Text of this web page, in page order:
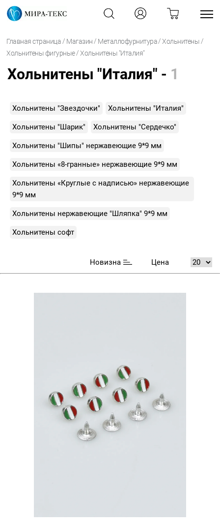
Главная страница / Магазин / Металлофурнитура /Хольнитены /
Хольнитены фигурные /Хольнитены "Италия"
Хольнитены "Италия" - 1
Хольнитены "Звездочки" Хольнитены "Италия"
Хольнитены "Шарик" Хольнитены "Сердечко"
Хольнитены "Шипы" нержавеющие 9*9 мм
Хольнитены «8-гранные» нержавеющие 9*9 мм
Хольнитены «Круглые с надписью» нержавеющие
9*9 мм
Хольнитены нержавеющие "Шляпка" 9*9 мм
Хольнитены софт
Новизна Цена